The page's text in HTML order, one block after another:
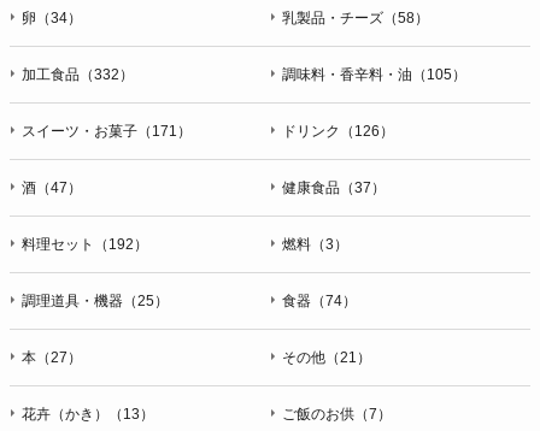
卵（34） 乳製品・チーズ（58）
加工食品（332） 調味料・香辛料・油（105）
スイーツ・お菓子（171） ドリンク（126）
酒（47） 健康食品（37）
料理セット（192） 燃料（3）
調理道具・機器（25） 食器（74）
本（27） その他（21）
花卉（かき）（13） ご飯のお供（7）